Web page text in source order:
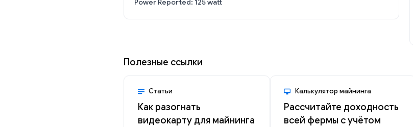
Power Reported: 125 watt
Полезные ссылки
Статьи
Как разогнать
видеокарту для майнинга
Калькулятор майнинга
Рассчитайте доходность
всей фермы с учётом